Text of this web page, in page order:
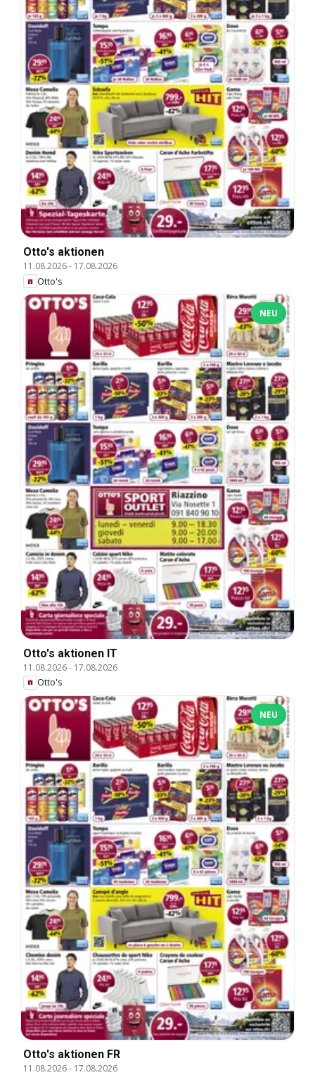
Otto's aktionen
11.08.2026- 17.08.2026
Otto's
NEU
Otto's aktionen IT
11.08.2026- 17.08.2026
Otto's
NEU
Otto's aktionen FR
11.08.2026- 17.08.2026